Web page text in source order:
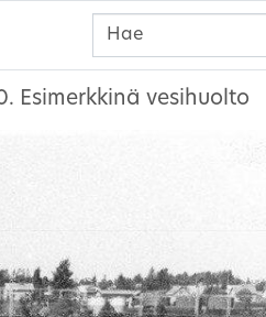
Esimerkkinä vesihuolto